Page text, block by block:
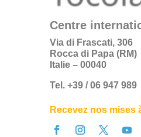
Centre
Via di Frascati, 306
Rocca di Papa (RM)
Italie – 00040
Tel. +39 / 06 947 989
Recevez nos mises